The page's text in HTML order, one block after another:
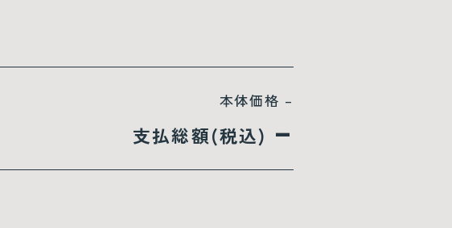
本体価格 –
支払総額(税込) –